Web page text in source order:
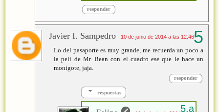
responder
Javier I. Sampedro 10 de junio de 2014 a las 12:46
Lo del pasaporte es muy grande, me recuerda un poco a
la peli de Mr. Bean con el cuadro ese que le hace un
monigote, jaja.
responder
respuestas